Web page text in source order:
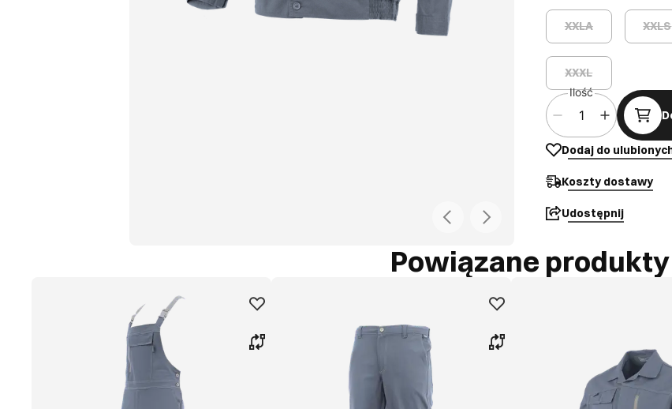
XXLA XXLS
XXXL
Ilość
Dodaj do
Koszty dostawy
Udostępnij
Powiązane produkty